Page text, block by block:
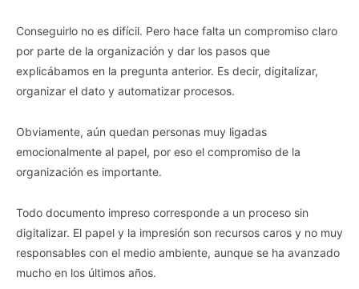
Conseguirlo no es difícil. Pero hace falta un compromiso claro
por parte de la organización y dar los pasos que
explicábamos en la pregunta anterior. Es decir, digitalizar,
organizar el dato y automatizar procesos.
Obviamente, aún quedan personas muy ligadas
emocionalmente al papel, por eso el compromiso de la
organización es importante.
Todo documento impreso corresponde a un proceso sin
digitalizar. El papel y la impresión son recursos caros y no muy
responsables con el medio ambiente, aunque se ha avanzado
mucho en los últimos años.